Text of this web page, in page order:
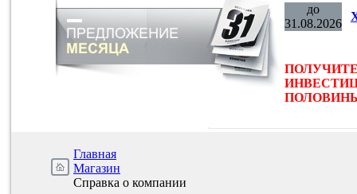
до
31.08.2026
ПОЛОВИНЫ
Главная
Магазин
Справка о компании